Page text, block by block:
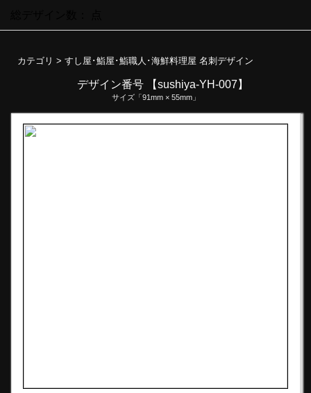
カテゴリ > すし屋･鮨屋･鮨職人･海鮮料理屋 名刺デザイン
デザイン番号 【sushiya-YH-007】
サイズ「91mm × 55mm」